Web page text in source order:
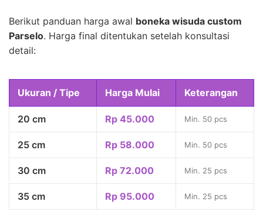
Berikut panduan harga awal boneka wisuda custom
Parselo. Harga final ditentukan setelah konsultasi
detail:
Ukuran / Tipe Harga Mulai Keterangan
20 cm Rp 45.000 Min. 50 pcs
25 cm Rp 58.000 Min. 50 pcs
30 cm Rp 72.000 Min. 25 pcs
35 cm Rp 95.000 Min. 25 pcs